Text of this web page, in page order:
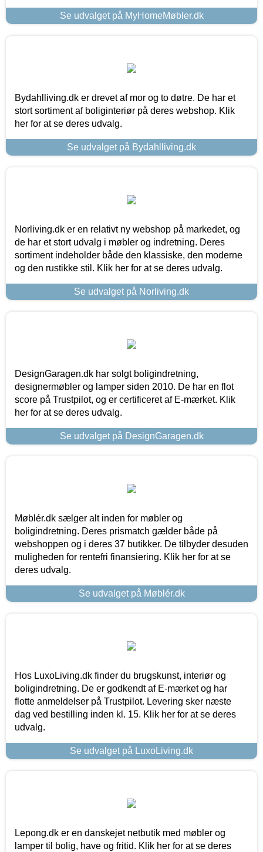
Se udvalget på MyHomeMøbler.dk
Bydahlliving.dk er drevet af mor og to døtre. De har et
stort sortiment af boliginteriør på deres webshop. Klik
her for at se deres udvalg.
Se udvalget på Bydahlliving.dk
Norliving.dk er en relativt ny webshop på markedet, og
de har et stort udvalg i møbler og indretning. Deres
sortiment indeholder både den klassiske, den moderne
og den rustikke stil. Klik her for at se deres udvalg.
Se udvalget på Norliving.dk
DesignGaragen.dk har solgt boligindretning,
designermøbler og lamper siden 2010. De har en flot
score på Trustpilot, og er certificeret af E-mærket. Klik
her for at se deres udvalg.
Se udvalget på DesignGaragen.dk
Møblér.dk sælger alt inden for møbler og
boligindretning. Deres prismatch gælder både på
webshoppen og i deres 37 butikker. De tilbyder desuden
muligheden for rentefri finansiering. Klik her for at se
deres udvalg.
Se udvalget på Møblér.dk
Hos LuxoLiving.dk finder du brugskunst, interiør og
boligindretning. De er godkendt af E-mærket og har
flotte anmeldelser på Trustpilot. Levering sker næste
dag ved bestilling inden kl. 15. Klik her for at se deres
udvalg.
Se udvalget på LuxoLiving.dk
Lepong.dk er en danskejet netbutik med møbler og
lamper til bolig, have og fritid. Klik her for at se deres